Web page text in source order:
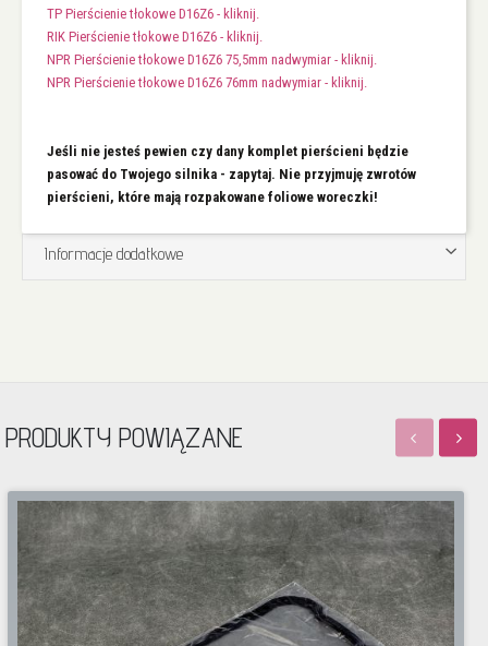
TP Pierścienie tłokowe D16Z6 - kliknij.
RIK Pierścienie tłokowe D16Z6 - kliknij.
NPR Pierścienie tłokowe D16Z6 75,5mm nadwymiar - kliknij.
NPR Pierścienie tłokowe D16Z6 76mm nadwymiar - kliknij.
Jeśli nie jesteś pewien czy dany komplet pierścieni będzie
pasować do Twojego silnika - zapytaj. Nie przyjmuję zwrotów
pierścieni, które mają rozpakowane foliowe woreczki!
Informacje dodatkowe
PRODUKTY POWIĄZANE